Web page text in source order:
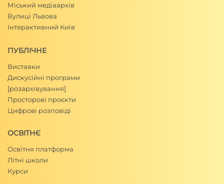
Міський медіаархів
Вулиці Львова
Інтерактивний Київ
ПУБЛІЧНЕ
Виставки
Дискусійні програми
[розархівування]
Просторові проєкти
Цифрові розповіді
ОСВІТНЄ
Освітня платформа
Літні школи
Курси